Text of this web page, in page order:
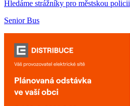
Hledáme strážníky pro městskou policii
Senior Bus